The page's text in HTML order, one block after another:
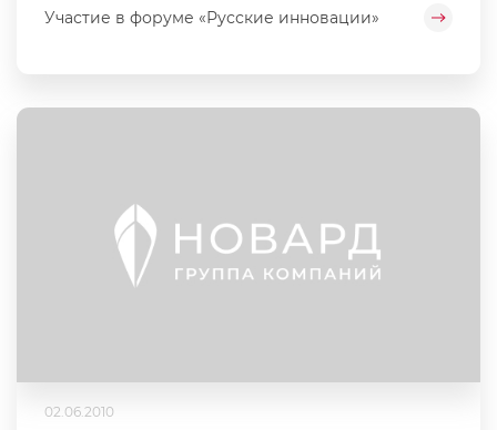
Участие в форуме «Русские инновации»
02.06.2010